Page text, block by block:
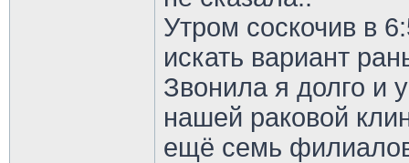
Утром соскочив в
искать вариант
Звонила я долго и
нашей раковой
ещё семь